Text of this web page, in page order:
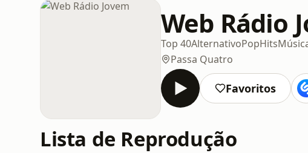
Web Rádio
Top 40AlternativoPopHits
Passa Quatro
Favoritos
Lista de Reprodução